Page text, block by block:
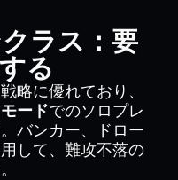
ラス：要
る
略に優れており、
ードでのソロプレ
バンカー、ドロー
して、難攻不落の